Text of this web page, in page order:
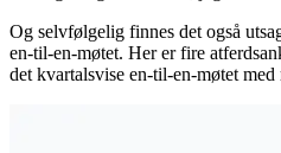
Og selvfølgelig finnes det også
en-til-en-møtet. Her er fire
det kvartalsvise en-til-en-møtet med